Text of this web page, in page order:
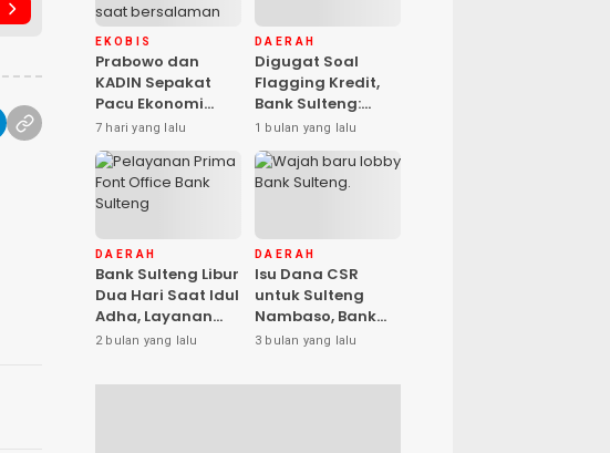
EKOBIS
Prabowo dan
KADIN Sepakat
Pacu Ekonomi
Nasional, Gufran
Ahmad: Sulteng
Siap Ambil Peran
7 hari yang lalu
DAERAH
Digugat Soal
Flagging Kredit,
Bank Sulteng:
Kebijakan Berlaku
untuk Seluruh
Debitur ASN
1 bulan yang lalu
DAERAH
Bank Sulteng Libur
Dua Hari Saat Idul
Adha, Layanan
Kas Kembali
2 bulan yang lalu
DAERAH
Isu Dana CSR
untuk Sulteng
Nambaso, Bank
Sulteng Tegas
3 bulan yang lalu